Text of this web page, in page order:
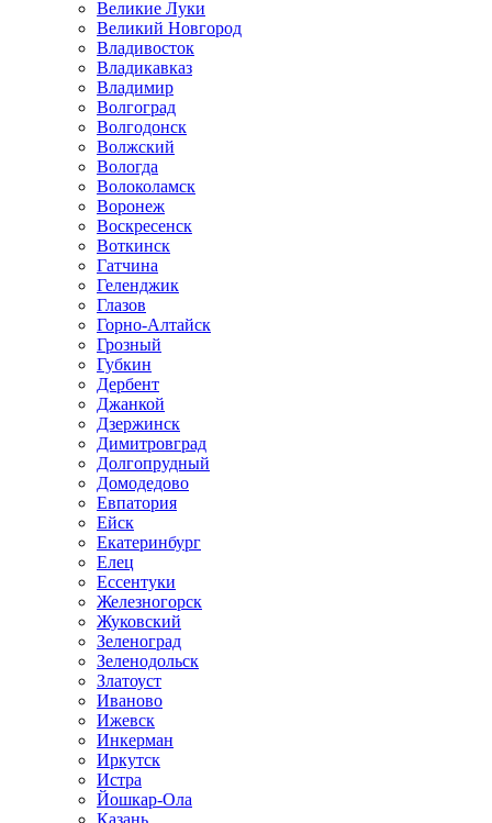
Великие Луки
Великий Новгород
Владивосток
Владикавказ
Владимир
Волгоград
Волгодонск
Волжский
Вологда
Волоколамск
Воронеж
Воскресенск
Воткинск
Гатчина
Геленджик
Глазов
Горно-Алтайск
Грозный
Губкин
Дербент
Джанкой
Дзержинск
Димитровград
Долгопрудный
Домодедово
Евпатория
Ейск
Екатеринбург
Елец
Ессентуки
Железногорск
Жуковский
Зеленоград
Зеленодольск
Златоуст
Иваново
Ижевск
Инкерман
Иркутск
Истра
Йошкар-Ола
Казань